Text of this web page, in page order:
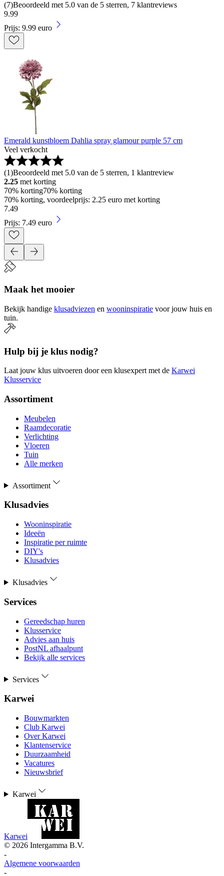
(7)Beoordeeld met 5.0 van de 5 sterren, 7 klantreviews
9.99
Prijs: 9.99 euro
Emerald kunstbloem Dahlia spray glamour purple 57 cm
Veel verkocht
(1)Beoordeeld met 5.0 van de 5 sterren, 1 klantreview
2.25 met korting
70% korting70% korting
70% korting, voordeelprijs: 2.25 euro met korting
7.49
Prijs: 7.49 euro
Maak het mooier
Bekijk handige klusadviezen en wooninspiratie voor jouw huis en
tuin.
Hulp bij je klus nodig?
Laat jouw klus uitvoeren door een klusexpert met de Karwei
Klusservice
Assortiment
Meubelen
Raamdecoratie
Verlichting
Vloeren
Tuin
Alle merken
Assortiment
Klusadvies
Wooninspiratie
Ideeën
Inspiratie per ruimte
DIY's
Klusadvies
Klusadvies
Services
Gereedschap huren
Klusservice
Advies aan huis
PostNL afhaalpunt
Bekijk alle services
Services
Karwei
Bouwmarkten
Club Karwei
Over Karwei
Klantenservice
Duurzaamheid
Vacatures
Nieuwsbrief
Karwei
Karwei
© 2026 Intergamma B.V.
-
Algemene voorwaarden
-